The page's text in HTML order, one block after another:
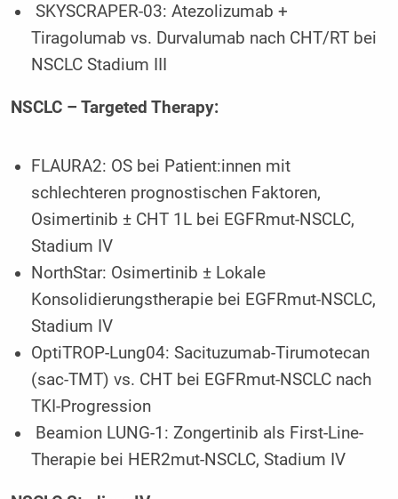
SKYSCRAPER-03: Atezolizumab +
Tiragolumab vs. Durvalumab nach CHT/RT bei
NSCLC Stadium III
NSCLC – Targeted Therapy:
FLAURA2: OS bei Patient:innen mit
schlechteren prognostischen Faktoren,
Osimertinib ± CHT 1L bei EGFRmut-NSCLC,
Stadium IV
NorthStar: Osimertinib ± Lokale
Konsolidierungstherapie bei EGFRmut-NSCLC,
Stadium IV
OptiTROP-Lung04: Sacituzumab-Tirumotecan
(sac-TMT) vs. CHT bei EGFRmut-NSCLC nach
TKI-Progression
Beamion LUNG-1: Zongertinib als First-Line-
Therapie bei HER2mut-NSCLC, Stadium IV